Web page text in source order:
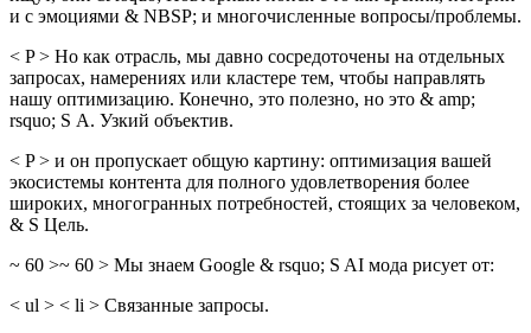
и с эмоциями & NBSP; и многочисленные вопросы/проблемы.
< P > Но как отрасль, мы давно сосредоточены на отдельных
запросах, намерениях или кластере тем, чтобы направлять
нашу оптимизацию. Конечно, это полезно, но это & ​​amp;
rsquo; S А. Узкий объектив.
< P > и он пропускает общую картину: оптимизация вашей
экосистемы контента для полного удовлетворения более
широких, многогранных потребностей, стоящих за человеком,
& S Цель.
~ 60 >~ 60 > Мы знаем Google & rsquo; S AI мода рисует от:
< ul > < li > Связанные запросы.